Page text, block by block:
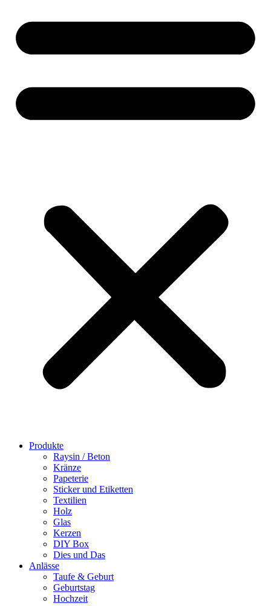
Produkte
Raysin / Beton
Kränze
Papeterie
Sticker und Etiketten
Textilien
Holz
Glas
Kerzen
DIY Box
Dies und Das
Anlässe
Taufe & Geburt
Geburtstag
Hochzeit